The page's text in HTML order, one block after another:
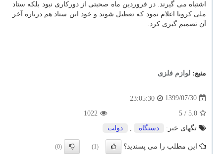
اشتباه می گیرند. در فروردین ماه صحبتی از دورکاری نبود بلکه ستاد
ملی کرونا اعلام نمود که تعطیل شوند و خود این ستاد هم درباره آخر
آن تصمیم گیری کرد.
منبع: لوازم فلزی
1399/07/30
23:05:30
5.0
/ 5
1022
تگهای خبر:
دستگاه , دولت
این مطلب را می پسندید؟ (1)
(0)